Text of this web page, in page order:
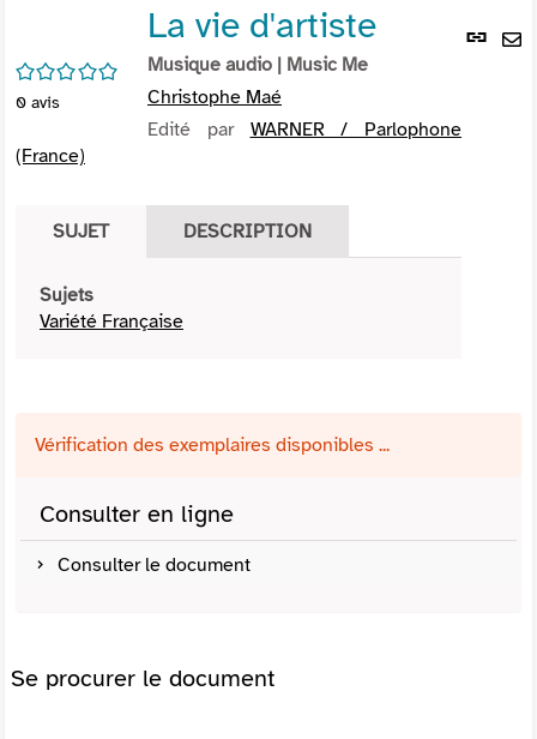
Lien
/5
0 avis
La vie d'artiste
Musique audio | Music Me
Christophe Maé
Edité par WARNER / Parlophone
(France)
SUJET DESCRIPTION
Sujets
Variété Française
Vérification des exemplaires disponibles ...
Consulter en ligne
Consulter le document
Se procurer le document